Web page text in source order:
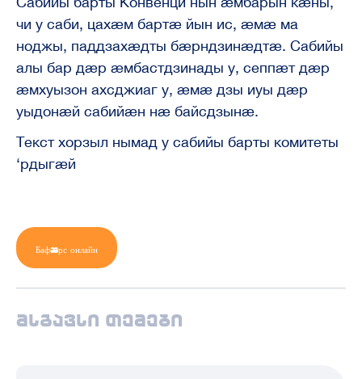
чи у саби, цахæм бартæ йын ис, æмæ ма
ноджы, паддзахæдты бæрндзинæдтæ. Сабийы
алы бар дæр æмбастдзинады у, сеппæт дæр
æмхуызон ахсджиаг у, æмæ дзы иуы дæр
уыдонæй сабийæн нæ байсдзынæ.
Текст хорзыл нымад у сабийы барты комитеты
‘рдыгæй
Бафæрс онлайн
მსგავსი თემები